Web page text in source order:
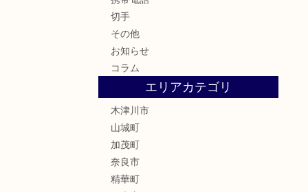
切手
その他
お知らせ
コラム
エリアカテゴリ
木津川市
山城町
加茂町
奈良市
精華町